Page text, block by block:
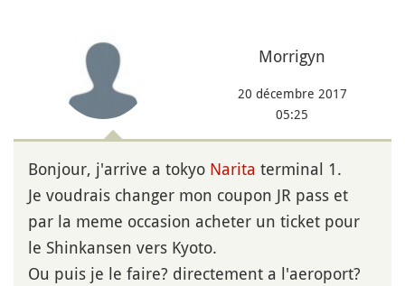
Morrigyn
20 décembre 2017
05:25
Bonjour, j'arrive a tokyo Narita terminal 1.
Je voudrais changer mon coupon JR pass et
par la meme occasion acheter un ticket pour
le Shinkansen vers Kyoto.
Ou puis je le faire? directement a l'aeroport?